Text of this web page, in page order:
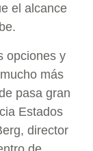
el alcance
opciones y
más
pasa gran
Estados
director